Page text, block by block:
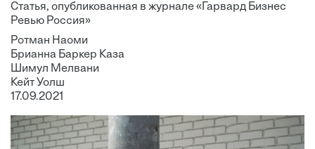
Статья, опубликованная в журнале «Гарвард Бизнес
Ревью Россия»
Ротман Наоми
Брианна Баркер Каза
Шимул Мелвани
Кейт Уолш
17.09.2021